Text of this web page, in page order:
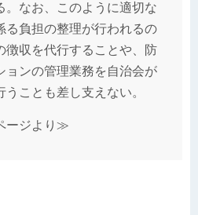
。なお、このように適切な
る負担の整理が行われるの
徴収を代行することや、防
ョンの管理業務を自治会が
ことも差し支えない。
ージより≫